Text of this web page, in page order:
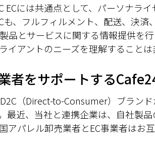
ECには共通点として、パーソナラ
、フルフィルメント、配送、決済
品とサービスに関する情報提供を
イアントのニーズを理解することは
者をサポートする
（Direct-to-Consumer）ブラン
最近、当社と連携企業は、自社製
アパレル卸売業者とEC事業者はお